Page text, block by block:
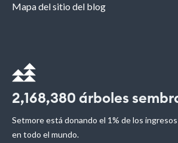
Mapa del sitio del blog
2,168,380 árboles
Setmore está donando el 1% de los
en todo el mundo.